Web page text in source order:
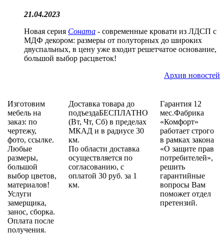
21.04.2023
Новая серия Соната - современные кровати из ЛДСП с
МДФ декором: размеры от полуторных до широких
двуспальных, в цену уже входит решетчатое основание,
большой выбор расцветок!
Архив новостей
Изготовим
мебель на
заказ: по
чертежу,
фото, ссылке.
Любые
размеры,
большой
выбор цветов,
материалов!
Услуги
замерщика,
занос, сборка.
Оплата после
получения.
Доставка товара до
подъездаБЕСПЛАТНО
(Вт, Чт, Сб) в пределах
МКАД и в радиусе 30
км.
По области доставка
осуществляется по
согласованию, с
оплатой 30 руб. за 1
км.
Гарантия 12
мес.Фабрика
«Комфорт»
работает строго
в рамках закона
«О защите прав
потребителей»,
решить
гарантийные
вопросы Вам
поможет отдел
претензий.